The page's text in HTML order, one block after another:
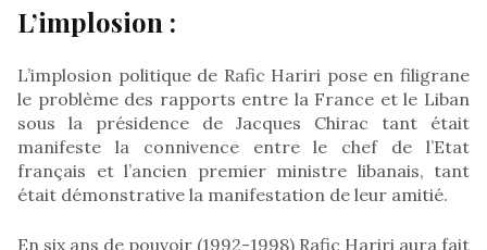
L’implosion :
L’implosion politique de Rafic Hariri pose en filigrane
le problème des rapports entre la France et le Liban
sous la présidence de Jacques Chirac tant était
manifeste la connivence entre le chef de l’Etat
français et l’ancien premier ministre libanais, tant
était démonstrative la manifestation de leur amitié.
En six ans de pouvoir (1992-1998) Rafic Hariri aura fait